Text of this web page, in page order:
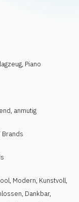
, Piano
anmutig
Brands
, Modern, Kunstvoll,
, Dankbar,